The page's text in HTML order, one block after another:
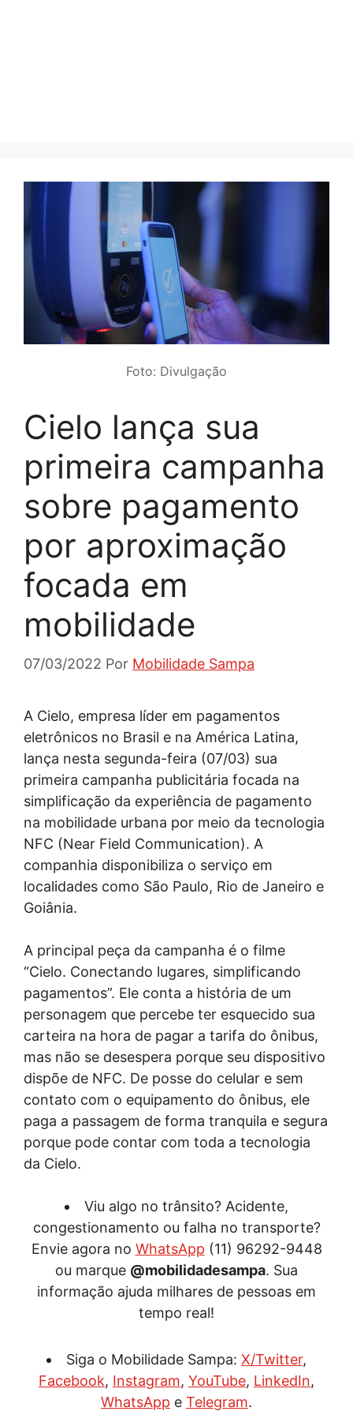
Foto: Divulgação
Cielo lança sua
primeira campanha
sobre pagamento
por aproximação
focada em
mobilidade
07/03/2022 Por Mobilidade Sampa
A Cielo, empresa líder em pagamentos
eletrônicos no Brasil e na América Latina,
lança nesta segunda-feira (07/03) sua
primeira campanha publicitária focada na
simplificação da experiência de pagamento
na mobilidade urbana por meio da tecnologia
NFC (Near Field Communication). A
companhia disponibiliza o serviço em
localidades como São Paulo, Rio de Janeiro e
Goiânia.
A principal peça da campanha é o filme
“Cielo. Conectando lugares, simplificando
pagamentos”. Ele conta a história de um
personagem que percebe ter esquecido sua
carteira na hora de pagar a tarifa do ônibus,
mas não se desespera porque seu dispositivo
dispõe de NFC. De posse do celular e sem
contato com o equipamento do ônibus, ele
paga a passagem de forma tranquila e segura
porque pode contar com toda a tecnologia
da Cielo.
Viu algo no trânsito? Acidente,
congestionamento ou falha no transporte?
Envie agora no WhatsApp (11) 96292-9448
ou marque @mobilidadesampa. Sua
informação ajuda milhares de pessoas em
tempo real!
Siga o Mobilidade Sampa: X/Twitter,
Facebook, Instagram, YouTube, LinkedIn,
WhatsApp e Telegram.